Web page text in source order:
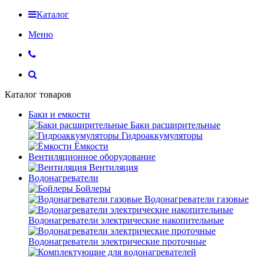
Каталог
Меню
Каталог товаров
Баки и емкости
Баки расширительные
Гидроаккумуляторы
Ёмкости
Вентиляционное оборудование
Вентиляция
Водонагреватели
Бойлеры
Водонагреватели газовые
Водонагреватели электрические накопительные
Водонагреватели электрические проточные